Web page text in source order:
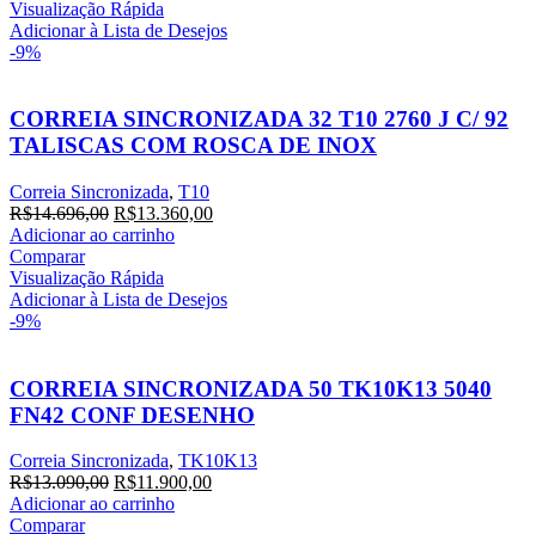
era:
R$14.511,20.R$13.192,00.
Visualização Rápida
Adicionar à Lista de Desejos
-9%
CORREIA SINCRONIZADA 32 T10 2760 J C/ 92
TALISCAS COM ROSCA DE INOX
Correia Sincronizada, T10
R$14.696,00 O
preço
era:
R$14.696,00.
R$13.360,00O
R$13.360,00.
Adicionar ao carrinho
Comparar
Visualização Rápida
Adicionar à Lista de Desejos
-9%
CORREIA SINCRONIZADA 50 TK10K13 5040
FN42 CONF DESENHO
Correia Sincronizada, TK10K13
R$13.090,00 O
preço
R$11.900,00O
Adicionar ao carrinho
Comparar